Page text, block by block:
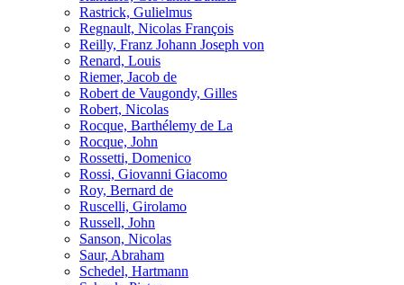
Rastrick, Gulielmus
Regnault, Nicolas François
Reilly, Franz Johann Joseph von
Renard, Louis
Riemer, Jacob de
Robert de Vaugondy, Gilles
Robert, Nicolas
Rocque, Barthélemy de La
Rocque, John
Rossetti, Domenico
Rossi, Giovanni Giacomo
Roy, Bernard de
Ruscelli, Girolamo
Russell, John
Sanson, Nicolas
Saur, Abraham
Schedel, Hartmann